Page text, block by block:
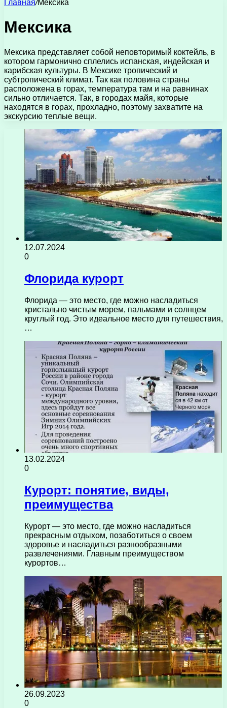
Главная/Мексика
Мексика
Мексика представляет собой неповторимый коктейль, в
котором гармонично сплелись испанская, индейская и
карибская культуры. В Мексике тропический и
субтропический климат. Так как половина страны
расположена в горах, температура там и на равнинах
сильно отличается. Так, в городах майя, которые
находятся в горах, прохладно, поэтому захватите на
экскурсию теплые вещи.
12.07.2024
0
Флорида курорт
Флорида — это место, где можно насладиться
кристально чистым морем, пальмами и солнцем
круглый год. Это идеальное место для путешествия,
…
13.02.2024
0
Курорт: понятие, виды,
преимущества
Курорт — это место, где можно насладиться
прекрасным отдыхом, позаботиться о своем
здоровье и насладиться разнообразными
развлечениями. Главным преимуществом
курортов…
26.09.2023
0